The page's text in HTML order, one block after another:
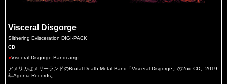
Visceral Disgorge
Slithering Evisceration DIGI-PACK
CD
●Visceral Disgorge Bandcamp
アメリカはメリーランドのBrutal Death Metal Band「Visceral Disgorge」の2nd CD。2019
年Agonia Records。